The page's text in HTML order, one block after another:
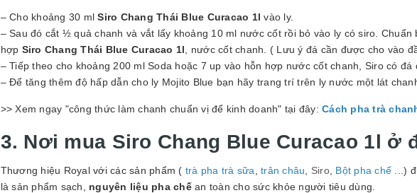
– Cho khoảng 30 mlSiro Chang Thái Blue Curacao 1l vào ly.
– Sau đó cắt ½ quả chanh và vắt lấy khoảng 10 ml nước cốt rồi bỏ vào ly có siro. Chuẩn
hợp Siro Chang Thái Blue Curacao 1l , nước cốt chanh. ( Lưu ý đá cần được cho vào
– Tiếp theo cho khoảng 200 ml Soda hoặc 7 up vào hỗn hợp nước cốt chanh, Siro có đá
– Để tăng thêm độ hấp dẫn cho ly Mojito Blue bạn hãy trang trí trên ly nước một lát
>> Xem ngay "công thức làm chanh chuẩn vị để kinh doanh" tại đây: Cách pha trà
3. Nơi mua Siro Chang Blue Curacao 1l ở
Thương hiệu Royal với các sản phẩm ( trà pha trà sữa trân châu Siro, Bột pha chế ...)
là sản phẩm sạch, nguyên liệu pha chếan toàn cho sức khỏe người tiêu dùng.